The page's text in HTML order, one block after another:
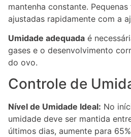
mantenha constante.
ajustadas rapidamente com a
Umidade adequada é
gases e o desenvolvimento
do ovo.
Controle de
Nível de Umidade Ideal: No
umidade deve ser mantida
últimos dias, aumente para